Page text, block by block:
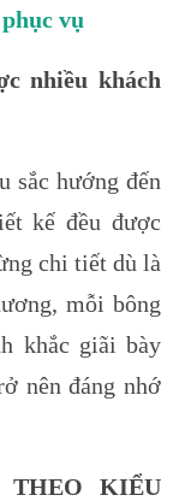
vụ
nhiều khách
sắc hướng đến
kế đều được
chi tiết dù là
mỗi bông
khắc giãi bày
nên đáng nhớ
THEO KIỂU